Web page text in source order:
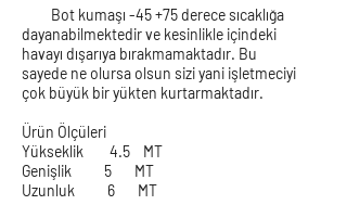
Bot kumaşı -45 +75 derece sıcaklığa
dayanabilmektedir ve kesinlikle içindeki
havayı dışarıya bırakmamaktadır. Bu
sayede ne olursa olsun sizi yani işletmeciyi
çok büyük bir yükten kurtarmaktadır.
Ürün Ölçüleri
Yükseklik 4.5 MT
Genişlik 5 MT
Uzunluk 6 MT